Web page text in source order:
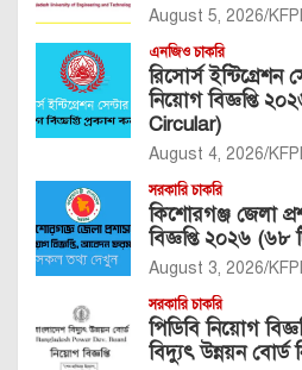
August 5, 2026
এনজিও চাকরি
রিসোর্স ইন্টিগ্রেশন
নিয়োগ বিজ্ঞপ্তি
Circular)
August 4, 2026
সরকারি চাকরি
কিশোরগঞ্জ জেলা
বিজ্ঞপ্তি ২০২৬ (৬৮
August 3, 2026
সরকারি চাকরি
পিডিবি নিয়োগ
বিদ্যুৎ উন্নয়ন